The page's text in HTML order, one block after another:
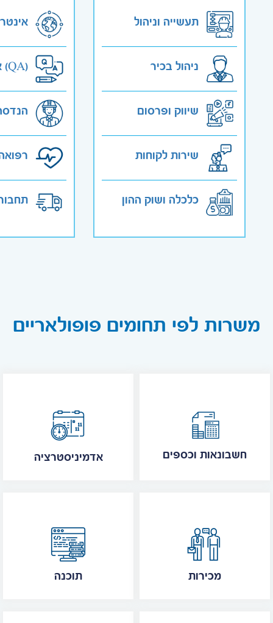
תעשייה וניהול
ניהול בכיר
שיווק ופרסום
שירות לקוחות
כלכלה ושוק ההון
אבטחת איכות (QA)
משרות לפי תחומים פופולאריים
אדמיניסטרציה חשבונאות וכספים
תוכנה מכירות